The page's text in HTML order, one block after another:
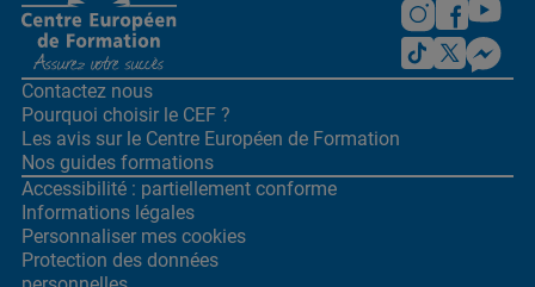
Contactez nous
Pourquoi choisir le CEF ?
Les avis sur le Centre Européen de Formation
Nos guides formations
Accessibilité : partiellement conforme
Informations légales
Personnaliser mes cookies
Protection des données